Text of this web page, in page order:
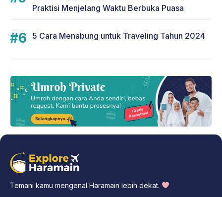
Praktisi Menjelang Waktu Berbuka Puasa
5 Cara Menabung untuk Traveling Tahun 2024
Temani kamu mengenal Haramain lebih dekat.